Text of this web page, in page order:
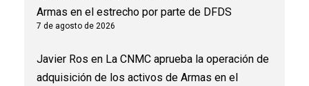
Armas en el estrecho por parte de DFDS
7 de agosto de 2026
Javier Ros en La CNMC aprueba la operación de
adquisición de los activos de Armas en el